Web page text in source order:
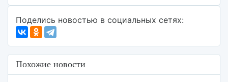
Поделись новостью в социальных сетях:
Похожие новости